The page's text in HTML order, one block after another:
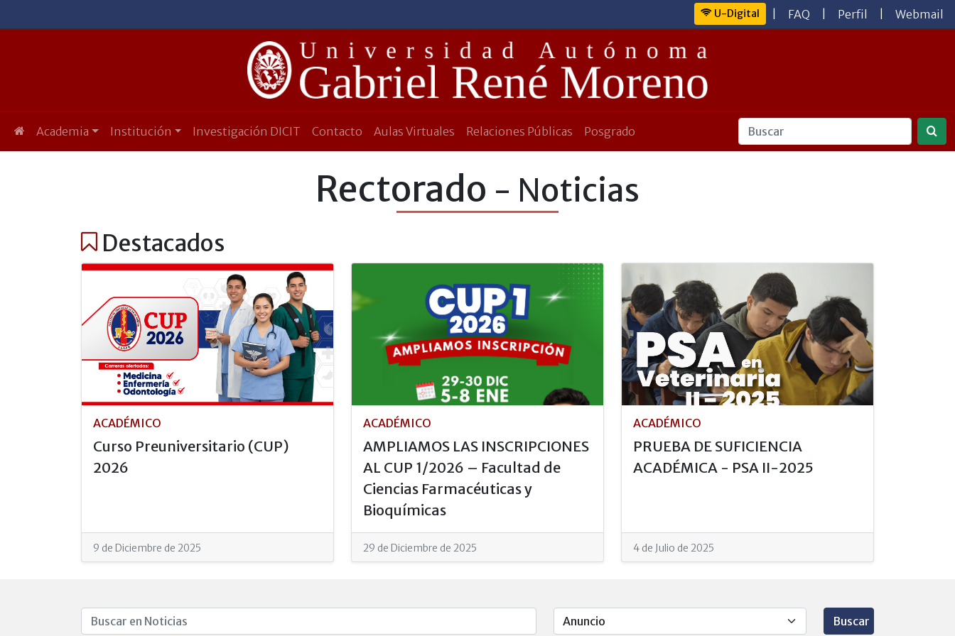
U-Digital FAQ Perfil Webmail
Academia Institución Investigación DICIT Contacto Aulas Virtuales Relaciones Públicas Posgrado
Rectorado - Noticias
Destacados
ACADÉMICO
Curso Preuniversitario (CUP)
2026
9 de Diciembre de 2025
ACADÉMICO
AMPLIAMOS LAS INSCRIPCIONES
AL CUP 1/2026 – Facultad de
Ciencias Farmacéuticas y
Bioquímicas
29 de Diciembre de 2025
ACADÉMICO
PRUEBA DE SUFICIENCIA
ACADÉMICA - PSA II-2025
4 de Julio de 2025
Buscar